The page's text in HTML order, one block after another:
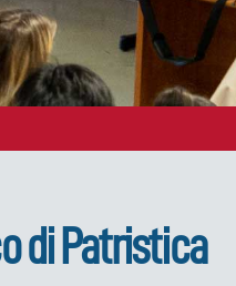
di Patristica